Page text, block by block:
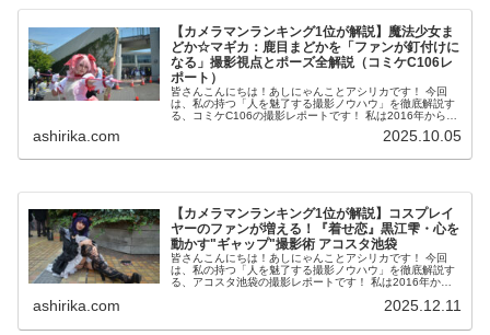
【カメラマンランキング1位が解説】魔法少女ま
どか☆マギカ：鹿目まどかを「ファンが釘付けに
なる」撮影視点とポーズ全解説（コミケC106レ
ポート）
皆さんこんにちは！あしにゃんことアシリカです！ 今回
は、私の持つ「人を魅了する撮影ノウハウ」を徹底解説す
る、コミケC106の撮影レポートです！ 私は2016年からコ
ashirika.com 2025.10.05
【カメラマンランキング1位が解説】コスプレイ
ヤーのファンが増える！『着せ恋』黒江雫・心を
動かす"ギャップ"撮影術 アコスタ池袋
皆さんこんにちは！あしにゃんことアシリカです！ 今回
は、私の持つ「人を魅了する撮影ノウハウ」を徹底解説す
る、アコスタ池袋の撮影レポートです！ 私は2016年から
ashirika.com 2025.12.11